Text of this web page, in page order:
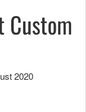
Custom
2020